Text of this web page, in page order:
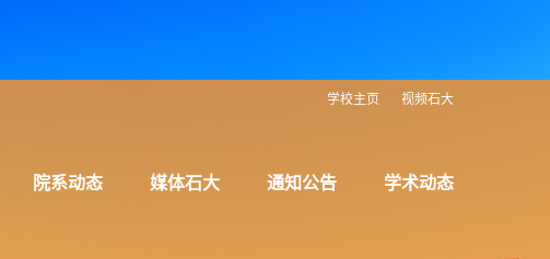
学校主页 视频石大
院系动态 媒体石大 通知公告 学术动态